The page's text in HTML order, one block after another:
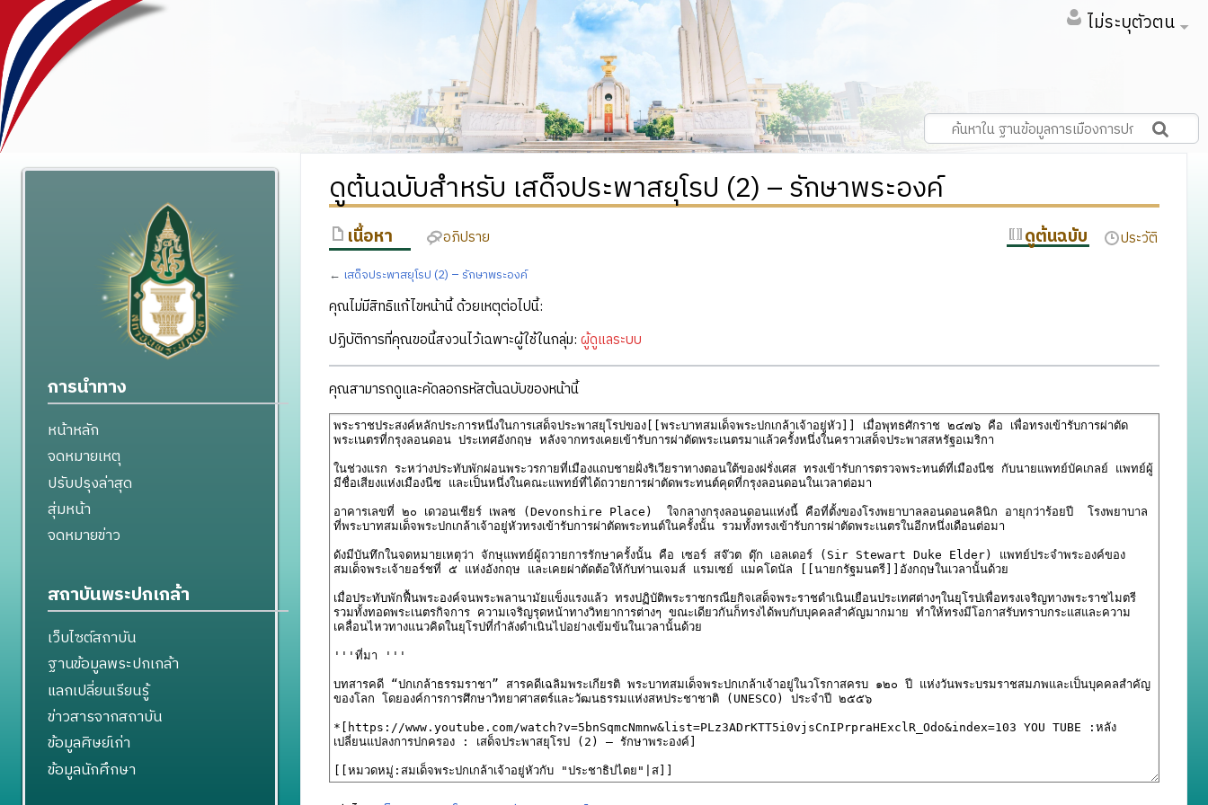
ไม่ระบุตัวตน
ดูต้นฉบับสำหรับ เสด็จประพาสยุโรป (2) – รักษาพระองค์
เนื้อหา อภิปราย ดูต้นฉบับ ประวัติ
← เสด็จประพาสยุโรป (2) – รักษาพระองค์
คุณไม่มีสิทธิแก้ไขหน้านี้ ด้วยเหตุต่อไปนี้:
ปฏิบัติการที่คุณขอนี้สงวนไว้เฉพาะผู้ใช้ในกลุ่ม: ผู้ดูแลระบบ
คุณสามารถดูและคัดลอกรหัสต้นฉบับของหน้านี้
การนำทาง
หน้าหลัก
จดหมายเหตุ
ปรับปรุงล่าสุด
สุ่มหน้า
จดหมายข่าว
สถาบันพระปกเกล้า
เว็บไซต์สถาบัน
ฐานข้อมูลพระปกเกล้า
แลกเปลี่ยนเรียนรู้
ข่าวสารจากสถาบัน
ข้อมูลศิษย์เก่า
ข้อมูลนักศึกษา